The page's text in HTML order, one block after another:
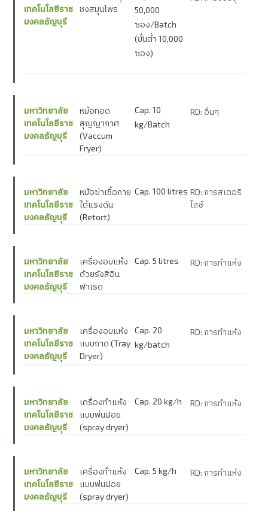
เทคโนโลยีราช
มงคลธัญบุรี
ชงสมุนไพร
50,000
ซอง/Batch
(ขั้นต่ำ 10,000
ซอง)
มหาวิทยาลัย
เทคโนโลยีราช
มงคลธัญบุรี
หม้อทอด
สุญญากาศ
(Vaccum
Fryer)
Cap. 10
kg/Batch
RD: อื่นๆ
มหาวิทยาลัย
เทคโนโลยีราช
มงคลธัญบุรี
หม้อฆ่าเชื้อภาย
ใต้แรงดัน
(Retort)
Cap. 100 litres RD: การสเตอริ
ไลซ์
มหาวิทยาลัย
เทคโนโลยีราช
มงคลธัญบุรี
เครื่องอบแห้ง
ด้วยรังสีอิน
ฟาเรด
Cap. 5 litres RD: การทำแห้ง
มหาวิทยาลัย
เทคโนโลยีราช
มงคลธัญบุรี
เครื่องอบแห้ง
แบบถาด (Tray
Dryer)
Cap. 20
kg/batch
RD: การทำแห้ง
มหาวิทยาลัย
เทคโนโลยีราช
มงคลธัญบุรี
เครื่องทำแห้ง
แบบพ่นฝอย
(spray dryer)
Cap. 20 kg/h RD: การทำแห้ง
มหาวิทยาลัย
เทคโนโลยีราช
มงคลธัญบุรี
เครื่องทำแห้ง
แบบพ่นฝอย
(spray dryer)
Cap. 5 kg/h RD: การทำแห้ง